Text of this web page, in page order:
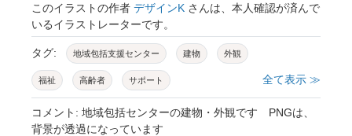
このイラストの作者 デザインK さんは、本人確認が済んで
いるイラストレーターです。
タグ: 地域包括支援センター 建物 外観
福祉 高齢者 サポート 全て表示 ≫
コメント: 地域包括センターの建物・外観です PNGは、
背景が透過になっています